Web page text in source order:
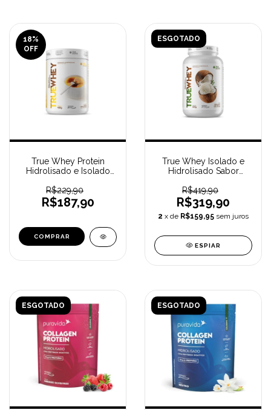
18%
OFF
True Whey Protein
Hidrolisado e Isolado
Brulée TRUE SOURCE
R$229,90
R$187,90
ESGOTADO
True Whey Isolado e
Hidrolisado Sabor
g) TRUE SOURCE
R$419,90
R$319,90
2 x de R$159,95 sem juros
ESPIAR
ESGOTADO ESGOTADO